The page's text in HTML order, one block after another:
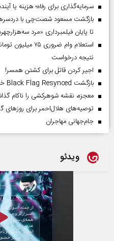
سرمایه‌گذاری برای رفاه؛ هزینه یا
بازگشت مسعود شصت‌چی با
تا پایان فیلمبرداری «مرد
استعلام وام
نتیجه درخواست
اجیر کردن قاتل برای کشتن همسر!
بازگشت Black Flag Resynced خبری جذاب برای دوستداران بازی
معجزه، نقشه شوهرکشی را ناکام
توصیه‌های هلال‌احمر برای روز‌های
جام‌جهانی مهاجران
ویدئو